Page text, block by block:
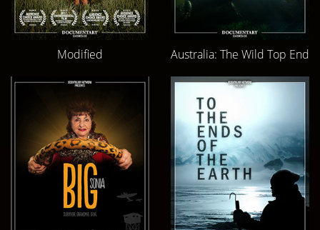
Modified Australia: The Wild Top End